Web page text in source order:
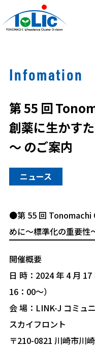
Infomation
第 55 回
創薬に生かす
～ のご案内
ニュース
●第 55 回 Tonomachi
めに～標準化の重要性
開催概要
日 時：2024 年 4 月
16：00～）
会 場：LINK-J コミュ
スカイフロント
〒210-0821 川崎市川